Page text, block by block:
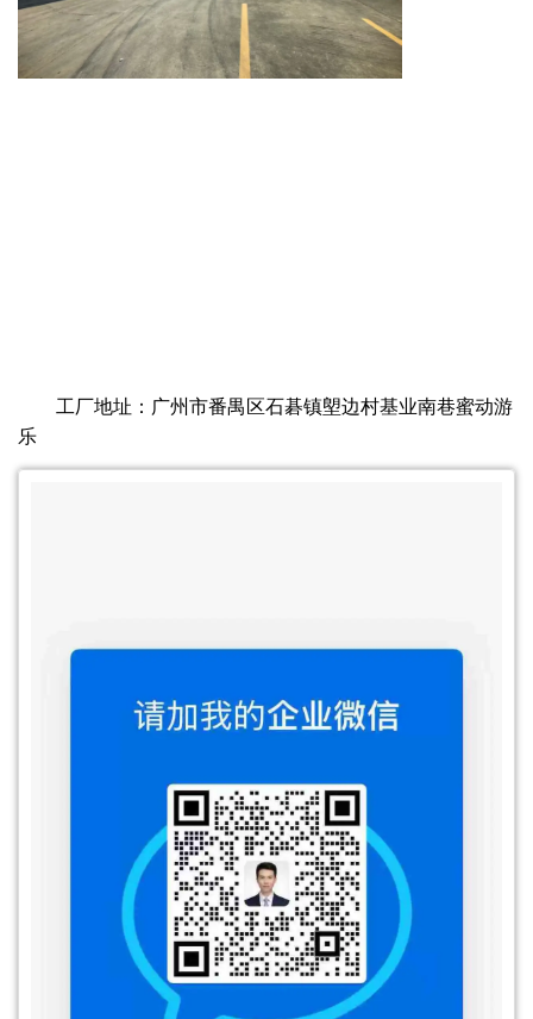
工厂地址：广州市番禺区石碁镇塱边村基业南巷蜜动游
乐